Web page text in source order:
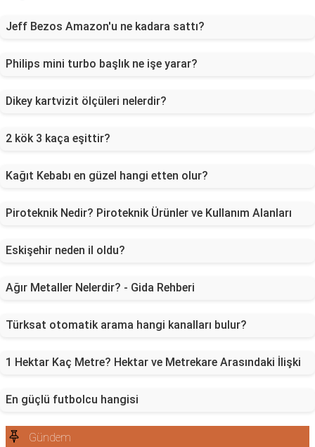
Jeff Bezos Amazon'u ne kadara sattı?
Philips mini turbo başlık ne işe yarar?
Dikey kartvizit ölçüleri nelerdir?
2 kök 3 kaça eşittir?
Kağıt Kebabı en güzel hangi etten olur?
Piroteknik Nedir? Piroteknik Ürünler ve Kullanım Alanları
Eskişehir neden il oldu?
Ağır Metaller Nelerdir? - Gida Rehberi
Türksat otomatik arama hangi kanalları bulur?
1 Hektar Kaç Metre? Hektar ve Metrekare Arasındaki İlişki
En güçlü futbolcu hangisi
Gündem